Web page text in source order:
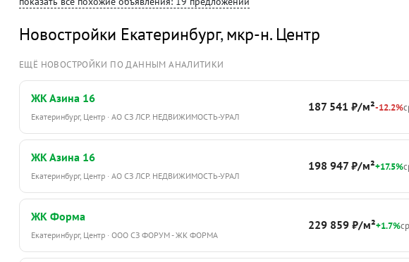
доме напротив. Спорткомплекс
Документы готовы к сделке. Торг. ID
Новостройки Екатеринбург,мкр-н. Центр
ЕЩЁ НОВОСТРОЙКИ ПО ДАННЫМ АНАЛИТИКИ
ЖК Азина 16
Екатеринбург, Центр · АО СЗ ЛСР. НЕДВИЖИМОСТЬ-УРАЛ
187 541 ₽/м²-12.2%
ЖК Азина 16
Екатеринбург, Центр · АО СЗ ЛСР. НЕДВИЖИМОСТЬ-УРАЛ
198 947 ₽/м²+17.5%
ЖК Форма
Екатеринбург, Центр · ООО СЗ ФОРУМ - ЖК ФОРМА
229 859 ₽/м²+1.7%